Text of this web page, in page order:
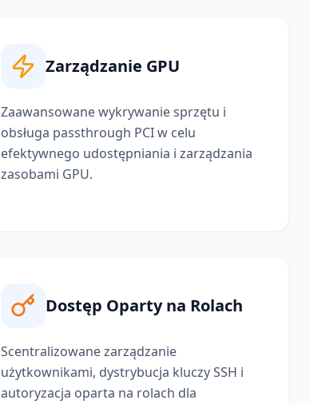
Zarządzanie GPU
Zaawansowane wykrywanie sprzętu i
obsługa passthrough PCI w celu
efektywnego udostępniania i zarządzania
zasobami GPU.
Dostęp Oparty na Rolach
Scentralizowane zarządzanie
użytkownikami, dystrybucja kluczy SSH i
autoryzacja oparta na rolach dla